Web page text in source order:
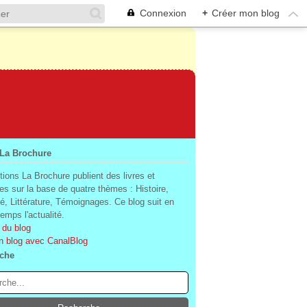
Connexion + Créer mon blog
Brochure
La Brochure publient des livres et
sur la base de quatre thèmes : Histoire,
Littérature, Témoignages. Ce blog suit en
l'actualité.
blog
blog avec CanalBlog